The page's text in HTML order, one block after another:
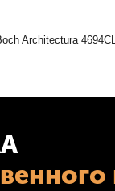
Architectura